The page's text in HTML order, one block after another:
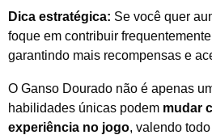
Dica estratégica: Se você quer
foque em contribuir
garantindo mais recompensas e
O Ganso Dourado não é apenas
habilidades únicas podem mudar
experiência no jogo, valendo